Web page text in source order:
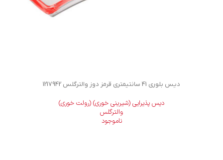
دیس بلوری 41 سانتیمتری قرمز دوز والترگلس 1217942
دیس پذیرایی (شیرینی خوری) (رولت خوری)
والترگلس
ناموجود